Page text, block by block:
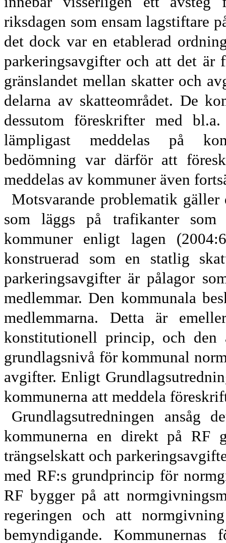
riksdagen som ensam lagstiftare
det dock var en etablerad
parkeringsavgifter och att det är
gränslandet mellan skatter och
delarna av skatteområdet. De
dessutom föreskrifter med bl.a.
lämpligast meddelas på
bedömning var därför att
meddelas av kommuner även fort
Motsvarande problematik gäller
som läggs på trafikanter
kommuner enligt lagen
konstruerad som en statlig
parkeringsavgifter är pålagor
medlemmar. Den kommunala
medlemmarna. Detta är
konstitutionell princip, och den
grundlagsnivå för kommunal
avgifter. Enligt
kommunerna att meddela
Grundlagsutredningen
kommunerna en direkt på RF
trängselskatt och
med RF:s grundprincip för
RF bygger på att normgivnings
regeringen och att
bemyndigande. Kommunernas